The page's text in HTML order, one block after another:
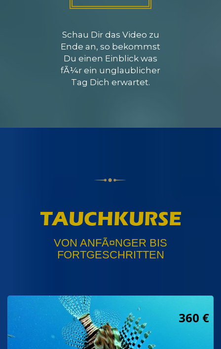
Schau Dir das Video zu
Ende an, so bekommst
Du einen Einblick was
fÃ¼r ein unglaublicher
Tag Dich erwartet.
TAUCHKURSE
VON ANFÃ¤NGER BIS
FORTGESCHRITTEN
360 €